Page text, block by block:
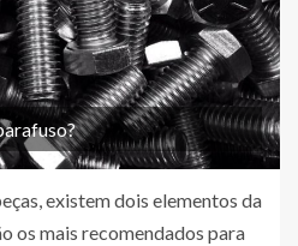
existem dois elementos da
os mais recomendados para